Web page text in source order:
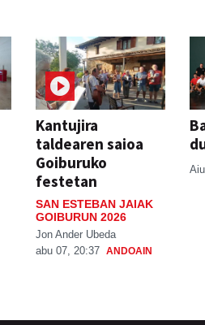
Kantujira
taldearen saioa
Goiburuko
festetan
SAN ESTEBAN JAIAK
GOIBURUN 2026
Jon Ander Ubeda
abu 07, 20:37 ANDOAIN